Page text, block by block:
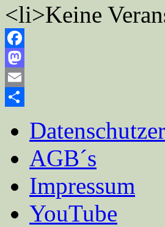
<li>Keine
Facebook
Mastodon
Email
AGB´s
Impressum
YouTube